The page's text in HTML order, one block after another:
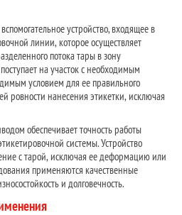
устройство, входящее в
линии, которое осуществляет
потока тары в зону
на участок с необходимым
условием для ее правильного
ровности нанесения этикетки, исключая
обеспечивает точность работы
системы. Устройство
с тарой, исключая ее деформацию или
применяются качественные
и долговечность.